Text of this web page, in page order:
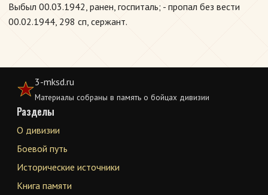
Выбыл 00.03.1942, ранен, госпиталь; - пропал без вести
00.02.1944, 298 сп, сержант.
3-mksd.ru
Материалы собраны в память о бойцах дивизии
Разделы
О дивизии
Боевой путь
Исторические источники
Книга памяти